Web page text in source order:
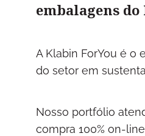
embalagens
A Klabin ForYou é o
do setor em
Nosso portfólio
compra 100% on-